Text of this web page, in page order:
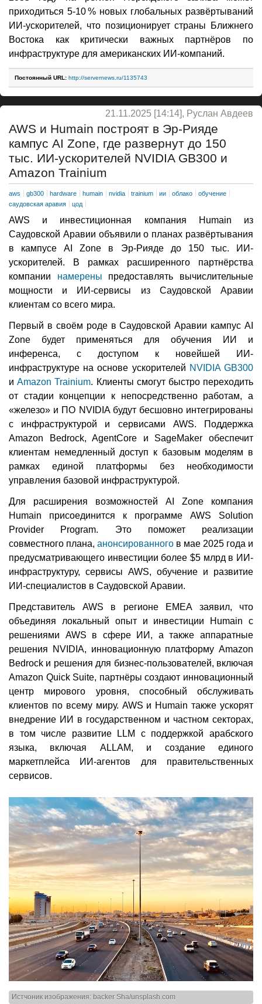
приходиться 5-10 % новых глобальных развёртываний
ИИ-ускорителей, что позиционирует страны Ближнего
Востока как критически важных партнёров по
инфраструктуре для американских ИИ-компаний.
Постоянный URL: http://servernews.ru/1135743
21.11.2025 [14:14], Руслан Авдеев
AWS и Humain построят в Эр-Рияде
кампус AI Zone, где развернут до 150
тыс. ИИ-ускорителей NVIDIA GB300 и
Amazon Trainium
aws gb300 hardware humain nvidia trainium ии облако
обучение
саудовская аравия
цод
AWS и инвестиционная компания Humain из
Саудовской Аравии объявили о планах развёртывания
в кампусе AI Zone в Эр-Рияде до 150 тыс. ИИ-
ускорителей. В рамках расширенного партнёрства
компании намерены предоставлять вычислительные
мощности и ИИ-сервисы из Саудовской Аравии
клиентам со всего мира.
Первый в своём роде в Саудовской Аравии кампус AI
Zone будет применяться для обучения ИИ и
инференса, с доступом к новейшей ИИ-
инфраструктуре на основе ускорителей NVIDIA GB300
иAmazon Trainium. Клиенты смогут быстро переходить
от стадии концепции к непосредственно работам, а
«железо» и ПО NVIDIA будут бесшовно интегрированы
с инфраструктурой и сервисами AWS. Поддержка
Amazon Bedrock, AgentCore и SageMaker обеспечит
клиентам немедленный доступ к базовым моделям в
рамках единой платформы без необходимости
управления базовой инфраструктурой.
Для расширения возможностей AI Zone компания
Humain присоединится к программе AWS Solution
Provider Program. Это поможет реализации
совместного плана, анонсированного в мае 2025 года и
предусматривающего инвестиции более $5 млрд в ИИ-
инфраструктуру, сервисы AWS, обучение и развитие
ИИ-специалистов в Саудовской Аравии.
Представитель AWS в регионе EMEA заявил, что
объединяя локальный опыт и инвестиции Humain с
решениями AWS в сфере ИИ, а также аппаратные
решения NVIDIA, инновационную платформу Amazon
Bedrock и решения для бизнес-пользователей, включая
Amazon Quick Suite, партнёры создают инновационный
центр мирового уровня, способный обслуживать
клиентов по всему миру. AWS и Humain также ускорят
внедрение ИИ в государственном и частном секторах,
в том числе развитие LLM с поддержкой арабского
языка, включая ALLAM, и создание единого
маркетплейса ИИ-агентов для правительственных
сервисов.
Истчоник изображения: backer Sha/unsplash.com